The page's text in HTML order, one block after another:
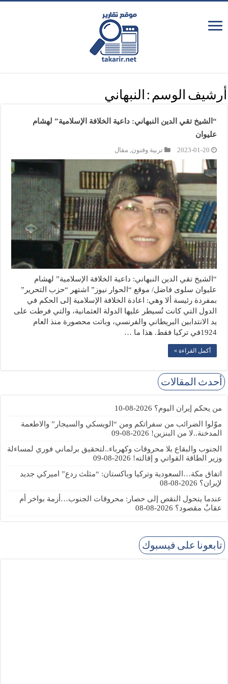
أرشيف الوسم : النبهاني
“الشيخ تقي الدين النبهاني: داعية الخلافة الإسلامية” لهشام
عليوان
2023-01-20 تربية وفنون, مقال
“الشيخ تقي الدين النبهاني: داعية الخلافة الإسلامية” لهشام
عليوان سلوى فاضل/ موقع “الحوار نيوز” اشتهر “حزب التحرير”
بمفردة رئيسة ألا وهي: اعادة الخلافة الإسلامية إلى الحكم في
الدول التي كانت تُسيطر عليها الدولة العثمانية، والتي فرطت على
يد الانتدابين البريطاني والفرنسي، وباتت محصورة منذ العام
1924في تركيا فقط. هذا ما …
أكمل القراءة »
أحدث المقالات
من يحكم إيران اليوم؟ 2026-08-10
موّلوا الضرائب من سفراتكم ومن “الويسكي والسيجار” والاطعمة
المدخنة..لا من البنزين! 2026-08-09
الجنوب والبقاع بلا محروقات وكهرباء..لتحقيق برلماني فوري لمساءلة
وزير الطاقة القواتي و إقالته! 2026-08-09
اتفاق مكة…السعودية وتركيا وباكستان: “مثلث ردع” اميركي جديد
لإيران؟ 2026-08-08
عندما يتحول النقص إلى حصار: محروقات الجنوب…أزمة بواخر أم
عقابٌ مقصود؟ 2026-08-08
تابعونا على فيسبوك